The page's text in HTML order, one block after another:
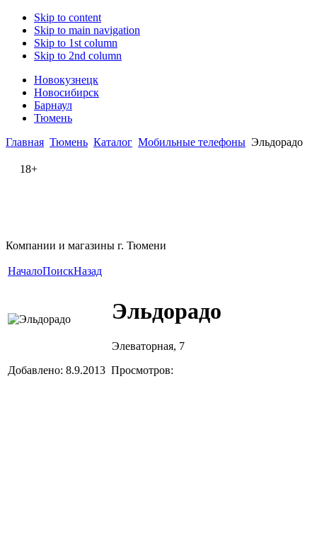
Skip to content
Skip to main navigation
Skip to 1st column
Skip to 2nd column
Новокузнецк
Новосибирск
Барнаул
Тюмень
Главная Тюмень Каталог Мобильные телефоны Эльдорадо
18+
Компании и магазины г. Тюмени
НачалоПоискНазад
Эльдорадо
Элеваторная, 7
Добавлено: 8.9.2013 Просмотров: